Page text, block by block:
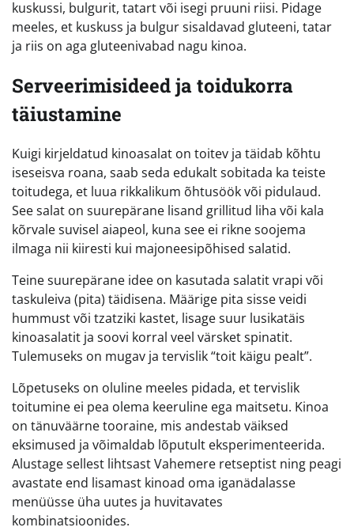
kuskussi, bulgurit, tatart või isegi pruuni riisi. Pidage
meeles, et kuskuss ja bulgur sisaldavad gluteeni, tatar
ja riis on aga gluteenivabad nagu kinoa.
Serveerimisideed ja toidukorra
täiustamine
Kuigi kirjeldatud kinoasalat on toitev ja täidab kõhtu
iseseisva roana, saab seda edukalt sobitada ka teiste
toitudega, et luua rikkalikum õhtusöök või pidulaud.
See salat on suurepärane lisand grillitud liha või kala
kõrvale suvisel aiapeol, kuna see ei rikne soojema
ilmaga nii kiiresti kui majoneesipõhised salatid.
Teine suurepärane idee on kasutada salatit vrapi või
taskuleiva (pita) täidisena. Määrige pita sisse veidi
hummust või tzatziki kastet, lisage suur lusikatäis
kinoasalatit ja soovi korral veel värsket spinatit.
Tulemuseks on mugav ja tervislik “toit käigu pealt”.
Lõpetuseks on oluline meeles pidada, et tervislik
toitumine ei pea olema keeruline ega maitsetu. Kinoa
on tänuväärne tooraine, mis andestab väiksed
eksimused ja võimaldab lõputult eksperimenteerida.
Alustage sellest lihtsast Vahemere retseptist ning peagi
avastate end lisamast kinoad oma iganädalasse
menüüsse üha uutes ja huvitavates
kombinatsioonides.